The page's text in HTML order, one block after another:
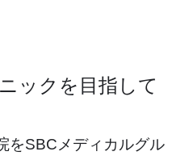
ックを目指して
をSBCメディカルグル